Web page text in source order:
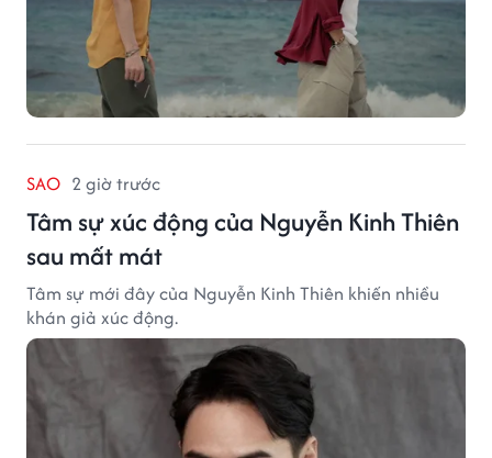
SAO 2 giờ trước
Tâm sự xúc động của Nguyễn Kinh Thiên
sau mất mát
Tâm sự mới đây của Nguyễn Kinh Thiên khiến nhiều
khán giả xúc động.